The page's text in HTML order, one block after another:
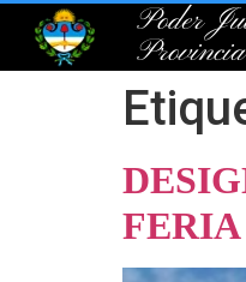
Poder
FERIA